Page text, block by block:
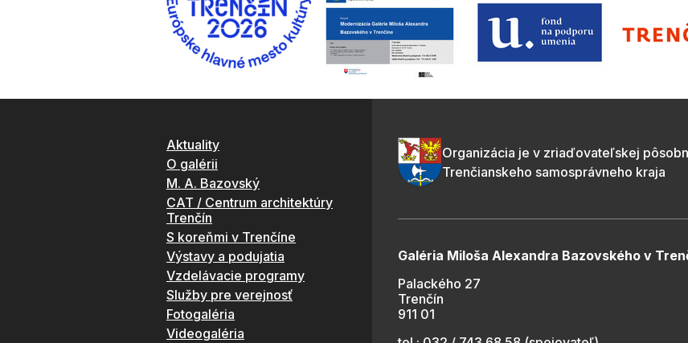
Aktuality
O galérii
M. A. Bazovský
CAT / Centrum architektúry
Trenčín
S koreňmi v Trenčíne
Výstavy a podujatia
Vzdelávacie programy
Služby pre verejnosť
Fotogaléria
Videogaléria
Organizácia je v zriaďovateľskej
Trenčianskeho samosprávneho kraja
Galéria Miloša Alexandra Bazovského v
Palackého 27
Trenčín
911 01